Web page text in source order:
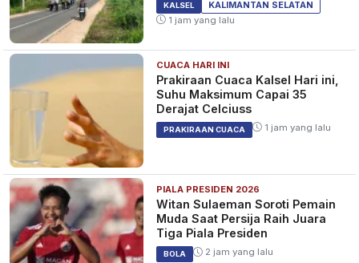
Ruang Ganti Real Madrid
Membeku: Tersingkir dari Copa
Del Rey, Los Blancos Dilanda
Krisis Mental
SPORT 6 bulan yang lalu
Strategi Xabi Alonso Mainkan
Kylian Mbappe di Sayap Kiri,
Vinicius Jr Terancam?
SPORT 7 bulan yang lalu
KALSEL
KALIMANTAN SELATAN
1 jam yang lalu
CUACA HARI INI
Prakiraan Cuaca Kalsel Hari ini,
Suhu Maksimum Capai 35
Derajat Celciuss
PRAKIRAAN CUACA 1 jam yang lalu
PIALA PRESIDEN 2026
Witan Sulaeman Soroti Pemain
Muda Saat Persija Raih Juara
Tiga Piala Presiden
BOLA 2 jam yang lalu